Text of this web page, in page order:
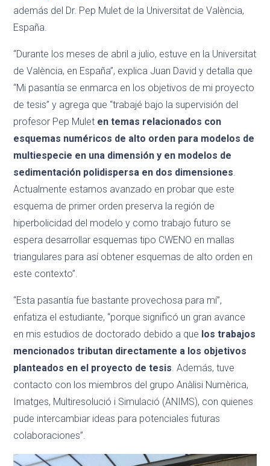
además del Dr. Pep Mulet de la Universitat de València,
España.
“Durante los meses de abril a julio, estuve en la Universitat
de València, en España”, explica Juan David y detalla que
“Mi pasantía se enmarca en los objetivos de mi proyecto
de tesis” y agrega que “trabajé bajo la supervisión del
profesor Pep Mulet en temas relacionados con
esquemas numéricos de alto orden para modelos de
multiespecie en una dimensión y en modelos de
sedimentación polidispersa en dos dimensiones
Actualmente estamos avanzado en probar que este
esquema de primer orden preserva la región de
hiperbolicidad del modelo y como trabajo futuro se
espera desarrollar esquemas tipo CWENO en mallas
triangulares para así obtener esquemas de alto orden en
este contexto”.
“Esta pasantía fue bastante provechosa para mí”,
enfatiza el estudiante, “porque significó un gran avance
en mis estudios de doctorado debido a que los trabajos
mencionados tributan directamente a los objetivos
planteados en el proyecto de tesis . Además, tuve
contacto con los miembros del grupo Anàlisi Numèrica,
Imatges, Multiresolució i Simulació (ANIMS), con quienes
pude intercambiar ideas para potenciales futuras
colaboraciones”.